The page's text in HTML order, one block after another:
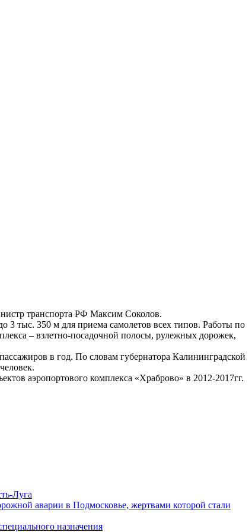
транспорта РФ Максим Соколов.
3 тыс. 350 м для приема самолетов всех типов. Работы по
– взлетно-посадочной полосы, рулежных дорожек,
в год. По словам губернатора Калининградской
аэропортового комплекса «Храброво» в 2012-2017гг.
Луга
аварии в Подмосковье, жертвами которой стали
назначения